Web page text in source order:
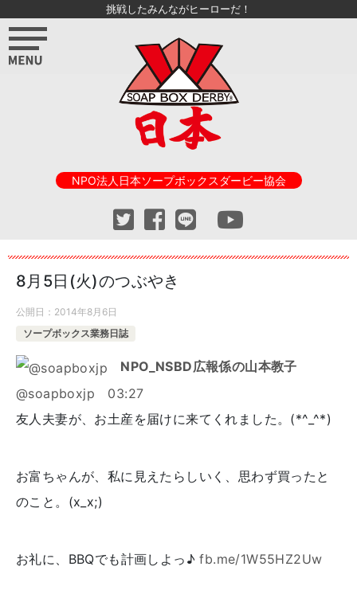
挑戦したみんながヒーローだ！
NPO法人日本ソープボックスダービー協会
8月5日(火)のつぶやき
公開日： 2014年8月6日
ソープボックス業務日誌
NPO_NSBD広報係の山本教子
@soapboxjp
03:27
友人夫妻が、お土産を届けに来てくれました。(*^_^*)
お富ちゃんが、私に見えたらしいく、思わず買ったと
のこと。(x_x;)
お礼に、BBQでも計画しよっ♪fb.me/1W55HZ2Uw